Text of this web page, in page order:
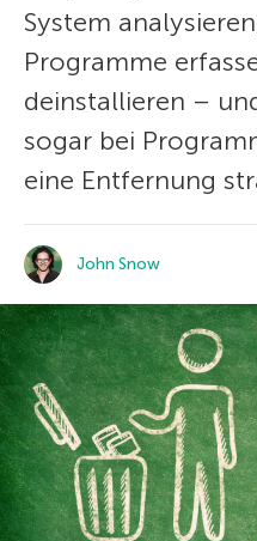
System
Programme
deinstallieren –
sogar bei
eine Entfernung
John Snow